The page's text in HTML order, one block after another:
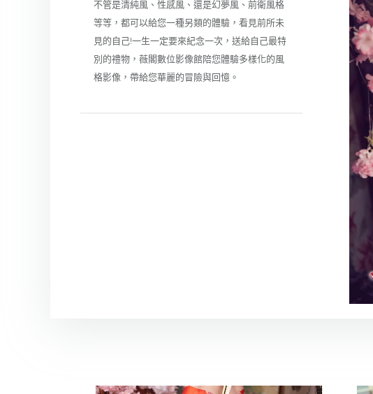
不管是清純風、性感風、還是幻夢風、前衛風格
等等，都可以給您一種另類的體驗，看見前所未
見的自己!一生一定要來紀念一次，送給自己最特
別的禮物，薇閣數位影像館陪您體驗多樣化的風
格影像，帶給您華麗的冒險與回憶。